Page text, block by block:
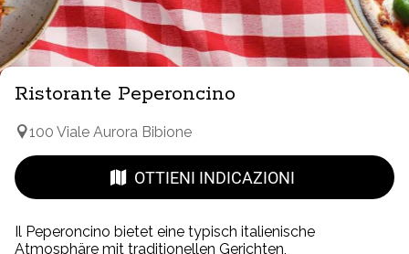
Ristorante Peperoncino
100 Viale Aurora Bibione
OTTIENI INDICAZIONI
Il Peperoncino bietet eine typisch italienische
Atmosphäre mit traditionellen Gerichten,